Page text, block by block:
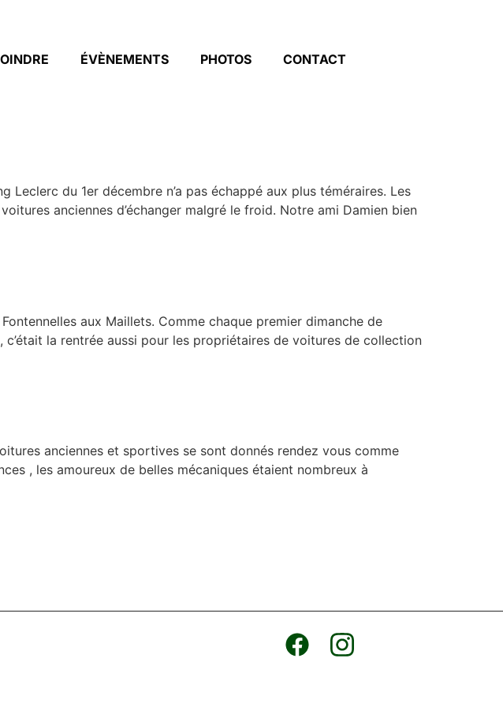
ÉVÈNEMENTS PHOTOS CONTACT
du 1er décembre n’a pas échappé aux plus téméraires. Les
anciennes d’échanger malgré le froid. Notre ami Damien bien
aux Maillets. Comme chaque premier dimanche de
la rentrée aussi pour les propriétaires de voitures de collection
anciennes et sportives se sont donnés rendez vous comme
, les amoureux de belles mécaniques étaient nombreux à